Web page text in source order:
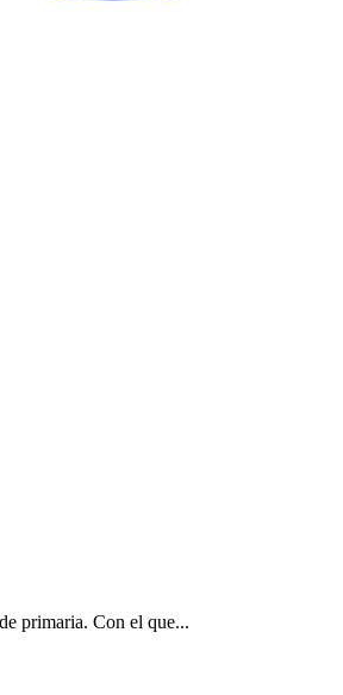
primaria. Con el que...